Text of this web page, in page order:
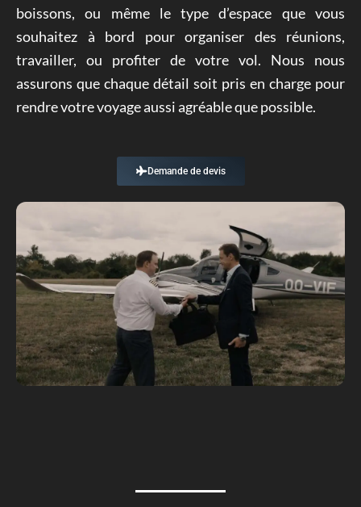
boissons, ou même le type d’espace que vous
souhaitez à bord pour organiser des réunions,
travailler, ou profiter de votre vol. Nous nous
assurons que chaque détail soit pris en charge pour
rendre votre voyage aussi agréable que possible.
Demande de devis